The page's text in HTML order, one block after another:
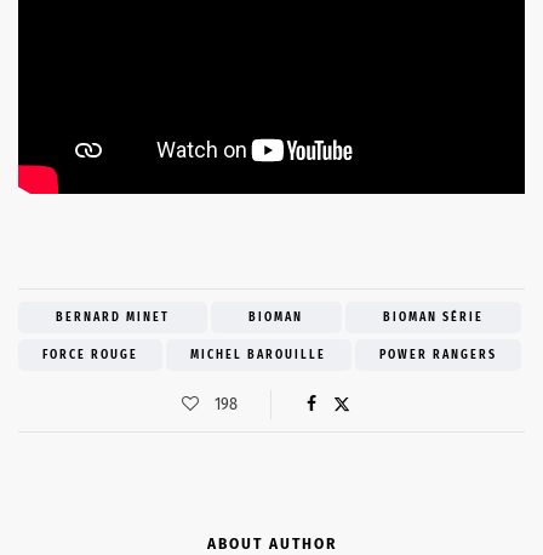
BERNARD MINET BIOMAN BIOMAN SÉRIE
FORCE ROUGE MICHEL BAROUILLE POWER RANGERS
198
ABOUT AUTHOR